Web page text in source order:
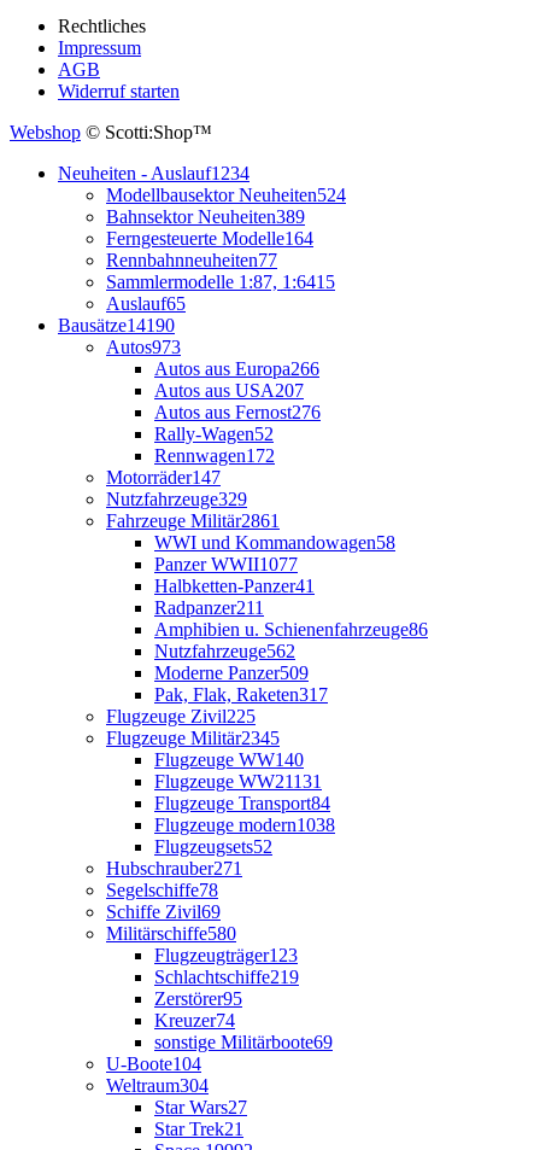
Rechtliches
Impressum
AGB
Widerruf starten
Webshop © Scotti:Shop™
Neuheiten - Auslauf1234
Modellbausektor Neuheiten524
Bahnsektor Neuheiten389
Ferngesteuerte Modelle164
Rennbahnneuheiten77
Sammlermodelle 1:87, 1:6415
Auslauf65
Bausätze14190
Autos973
Autos aus Europa266
Autos aus USA207
Autos aus Fernost276
Rally-Wagen52
Rennwagen172
Motorräder147
Nutzfahrzeuge329
Fahrzeuge Militär2861
WWI und Kommandowagen58
Panzer WWII1077
Halbketten-Panzer41
Radpanzer211
Amphibien u. Schienenfahrzeuge86
Nutzfahrzeuge562
Moderne Panzer509
Pak, Flak, Raketen317
Flugzeuge Zivil225
Flugzeuge Militär2345
Flugzeuge WW140
Flugzeuge WW21131
Flugzeuge Transport84
Flugzeuge modern1038
Flugzeugsets52
Hubschrauber271
Segelschiffe78
Schiffe Zivil69
Militärschiffe580
Flugzeugträger123
Schlachtschiffe219
Zerstörer95
Kreuzer74
sonstige Militärboote69
U-Boote104
Weltraum304
Star Wars27
Star Trek21